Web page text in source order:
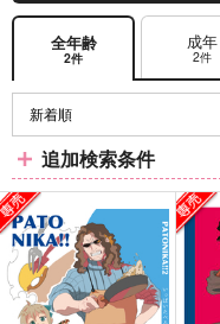
全年齢
2件
成年
2件
追加検索条件